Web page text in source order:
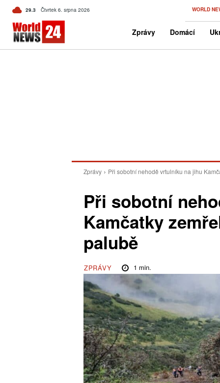
29.3 C Czech
Čtvrtek 6. srpna 2026 WORLD
Zprávy Domácí
Zprávy Při sobotní nehodě vrtulníku na jihu
Při sobotní
Kamčatky
palubě
ZPRÁVY 1 min.